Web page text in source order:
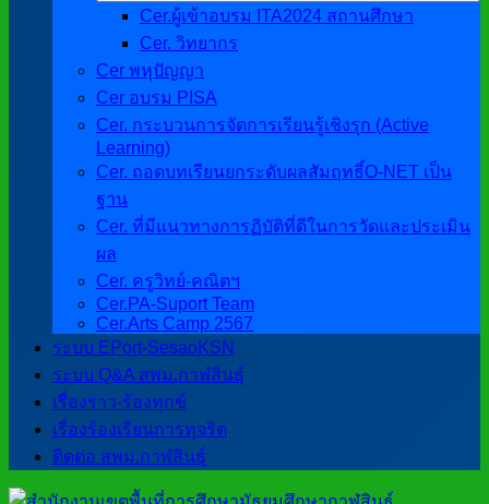
Cer.ผู้เข้าอบรม ITA2024 สถานศึกษา
Cer. วิทยากร
Cer พหุปัญญา
Cer อบรม PISA
Cer. กระบวนการจัดการเรียนรู้เชิงรุก (Active
Learning)
Cer. ถอดบทเรียนยกระดับผลสัมฤทธิ์O-NET เป็น
ฐาน
Cer. ที่มีแนวทางการฏิบัติที่ดีในการวัดและประเมิน
ผล
Cer. ครูวิทย์-คณิตฯ
Cer.PA-Suport Team
Cer.Arts Camp 2567
ระบบ EPort-SesaoKSN
ระบบ Q&A สพม.กาฬสินธุ์
เรื่องราว-ร้องทุกข์
เรื่องร้องเรียนการทุจริต
ติดต่อ สพม.กาฬสินธุ์